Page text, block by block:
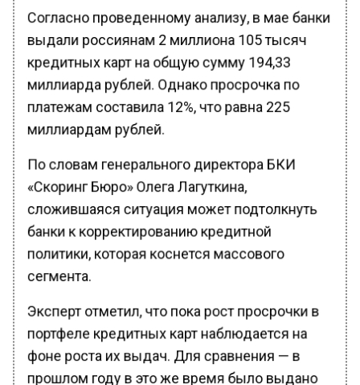
Согласно проведенному анализу, в мае банки
выдали россиянам 2 миллиона 105 тысяч
кредитных карт на общую сумму 194,33
миллиарда рублей. Однако просрочка по
платежам составила 12%, что равна 225
миллиардам рублей.
По словам генерального директора БКИ
«Скоринг Бюро» Олега Лагуткина,
сложившаяся ситуация может подтолкнуть
банки к корректированию кредитной
политики, которая коснется массового
сегмента.
Эксперт отметил, что пока рост просрочки в
портфеле кредитных карт наблюдается на
фоне роста их выдач. Для сравнения — в
прошлом году в это же время было выдано